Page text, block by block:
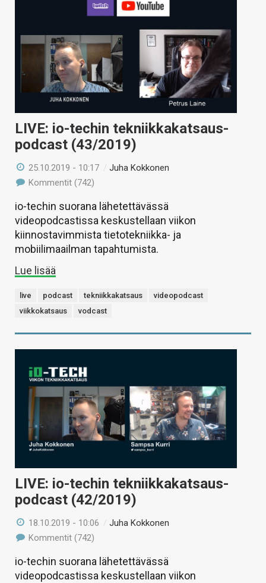
LIVE: io-techin tekniikkakatsaus-
podcast (43/2019)
25.10.2019 - 10:17 /Juha Kokkonen
Kommentit (742)
io-techin suorana lähetettävässä
videopodcastissa keskustellaan viikon
kiinnostavimmista tietotekniikka- ja
mobiilimaailman tapahtumista.
Lue lisää
live podcast tekniikkakatsaus
videopodcast
viikkokatsaus
vodcast
LIVE: io-techin tekniikkakatsaus-
podcast (42/2019)
18.10.2019 - 10:06 /Juha Kokkonen
Kommentit (742)
io-techin suorana lähetettävässä
videopodcastissa keskustellaan viikon